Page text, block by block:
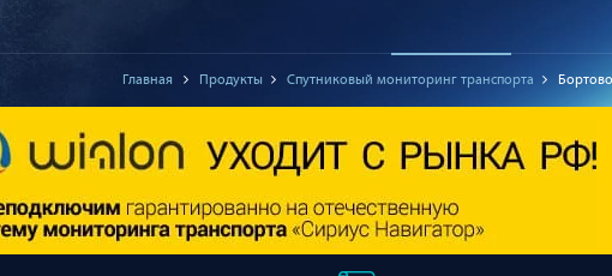
Главная Продукты Спутниковый мониторинг транспорта